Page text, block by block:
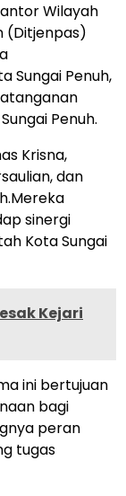
Wilayah
(Ditjenpas)
Sungai Penuh,
Penuh.
Krisna,
dan
sinergi
Kota Sungai
Kejari
ini bertujuan
bagi
peran
tugas